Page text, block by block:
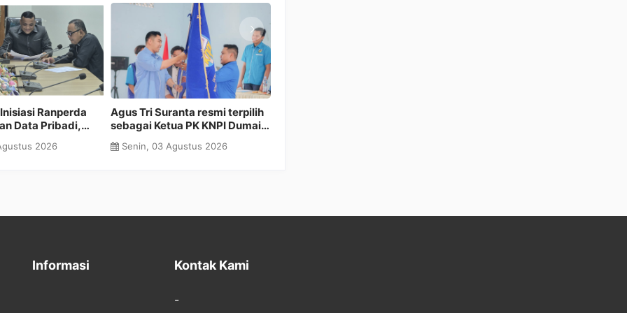
Pengurus
PPP Kampar:
Semangat Baru
yang Lebih Kuat
2026
Musprov FAJI Riau 2026
Berakhir Erfan Panca Putra
Terpilih sebagai Ketua Umum
Pengprov FAJI Riau Periode
Minggu, 28 Juni 2026
Informasi Kontak Kami
-